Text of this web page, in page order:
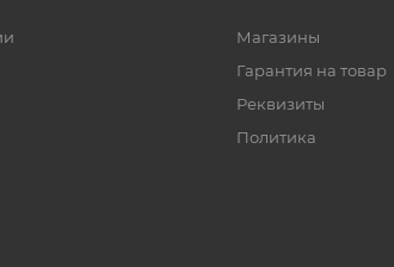
Магазины
Гарантия на товар
Реквизиты
Политика